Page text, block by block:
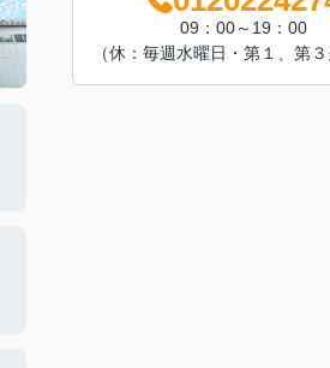
09：00～19：00
（休：毎週水曜日・第１、第３